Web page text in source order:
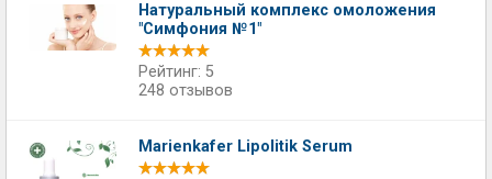
Натуральный комплекс омоложения
"Симфония №1"
Рейтинг: 5
248 отзывов
Marienkafer Lipolitik Serum